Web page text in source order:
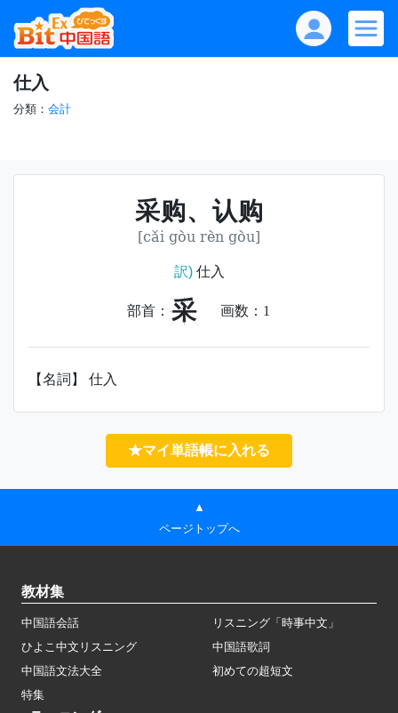
仕入
分類： 会計
采购、认购
[cǎi gòu rèn gòu]
訳)仕入
部首： 采 画数： 1
【名詞】 仕入
★マイ単語帳に入れる
▲
ページトップへ
教材集
中国語会話
リスニング「時事中文」
ひよこ中文リスニング
中国語歌詞
中国語文法大全
初めての超短文
特集